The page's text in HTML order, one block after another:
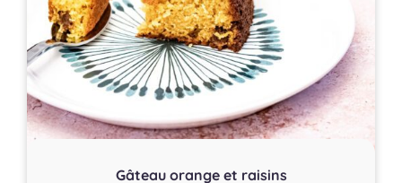
Gâteau orange et raisins